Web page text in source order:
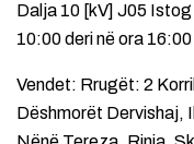
Dalja 10 [kV] J05
10:00 deri në ora 16:00
Vendet: Rrugët: 2
Dëshmorët Dervishaj,